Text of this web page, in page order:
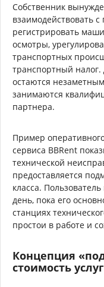
Собственник
взаимодействовать
регистрировать
осмотры,
транспортных
транспортный
остаются
занимаются
партнера.
Пример
сервиса BBRent
технической
предоставляется
класса.
день, пока его
станциях
простои в работе и
Концепция
стоимость